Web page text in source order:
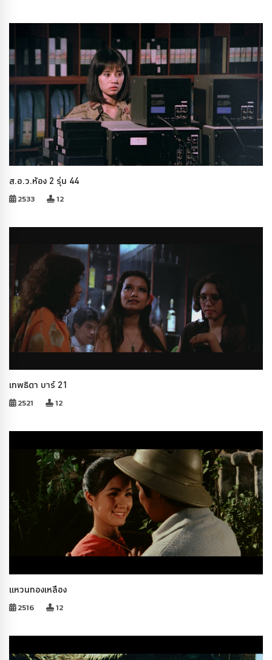
ส.อ.ว.ห้อง 2 รุ่น 44
2533 12
เทพธิดา บาร์ 21
2521 12
แหวนทองเหลือง
2516 12